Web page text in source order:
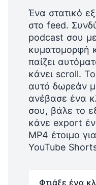
Ένα στατικό
στο feed.
podcast σου
κυματομορφή
παίζει
κάνει scroll.
αυτό δωρεάν
ανέβασε ένα
σου, βάλε το
κάνε export
MP4 έτοιμο
YouTube
Φτιάξε ένα